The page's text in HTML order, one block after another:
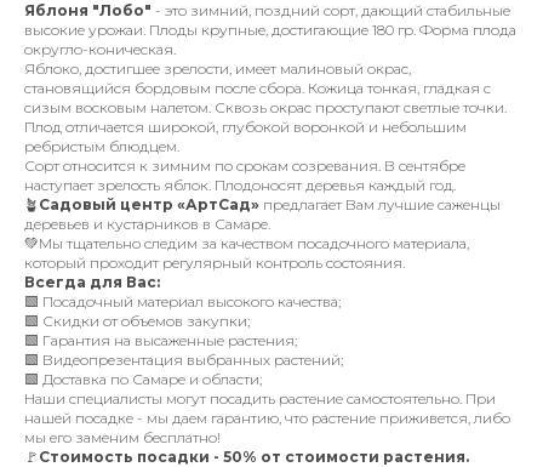
Яблоня "Лобо" - это зимний, поздний сорт, дающий стабильные
высокие урожаи. Плоды крупные, достигающие 180 гр. Форма плода
округло-коническая.
Яблоко, достигшее зрелости, имеет малиновый окрас,
становящийся бордовым после сбора. Кожица тонкая, гладкая с
сизым восковым налетом. Сквозь окрас проступают светлые точки.
Плод отличается широкой, глубокой воронкой и небольшим
ребристым блюдцем.
Сорт относится к зимним по срокам созревания. В сентябре
наступает зрелость яблок. Плодоносят деревья каждый год.
🪴 Садовый центр «АртСад» предлагает Вам лучшие саженцы
деревьев и кустарников в Самаре.
💚Мы тщательно следим за качеством посадочного материала,
который проходит регулярный контроль состояния.
Всегда для Вас:
🟩 Посадочный материал высокого качества;
🟩 Скидки от объемов закупки;
🟩 Гарантия на высаженные растения;
🟩 Видеопрезентация выбранных растений;
🟩 Доставка по Самаре и области;
Наши специалисты могут посадить растение самостоятельно. При
нашей посадке - мы даем гарантию, что растение приживется, либо
мы его заменим бесплатно!
🚩 Стоимость посадки - 50% от стоимости растения.